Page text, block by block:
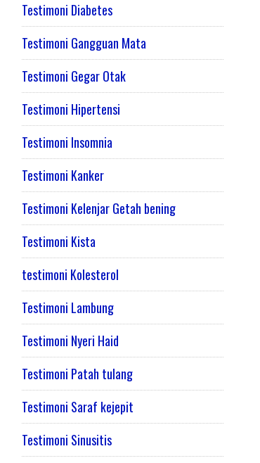
Testimoni Diabetes
Testimoni Gangguan Mata
Testimoni Gegar Otak
Testimoni Hipertensi
Testimoni Insomnia
Testimoni Kanker
Testimoni Kelenjar Getah bening
Testimoni Kista
testimoni Kolesterol
Testimoni Lambung
Testimoni Nyeri Haid
Testimoni Patah tulang
Testimoni Saraf kejepit
Testimoni Sinusitis